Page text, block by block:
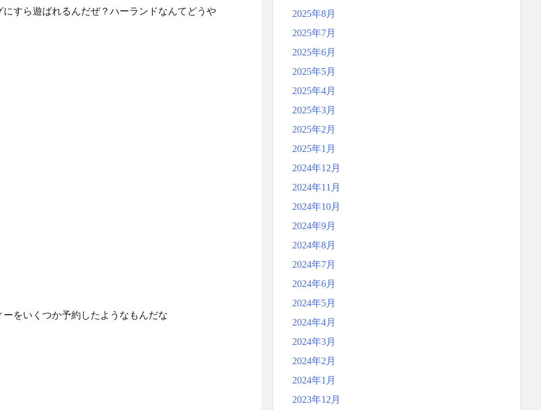
すら遊ばれるんだぜ？ハーランドなんてどうや
をいくつか予約したようなもんだな
2025年8月
2025年7月
2025年6月
2025年5月
2025年4月
2025年3月
2025年2月
2025年1月
2024年12月
2024年11月
2024年10月
2024年9月
2024年8月
2024年7月
2024年6月
2024年5月
2024年4月
2024年3月
2024年2月
2024年1月
2023年12月